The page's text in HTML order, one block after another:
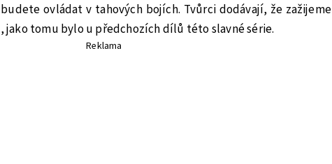
ovládat v tahových bojích. Tvůrci dodávají, že zažijeme
jako tomu bylo u předchozích dílů této slavné série.
Reklama